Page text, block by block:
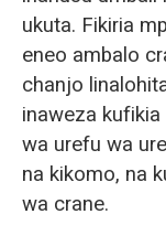
ukuta. Fikiria
eneo ambalo
chanjo
inaweza
wa urefu wa
na kikomo, na
wa crane.